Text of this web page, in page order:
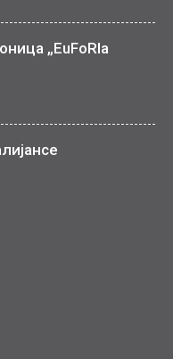
„EuFoRIa